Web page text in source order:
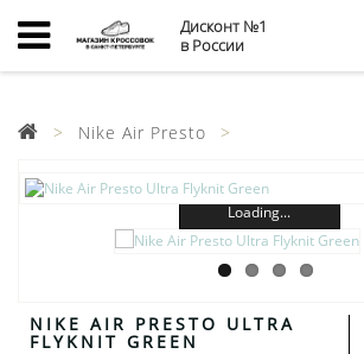
Дисконт №1
в России
Nike Air Presto
Loading...
NIKE AIR PRESTO ULTRA
FLYKNIT GREEN